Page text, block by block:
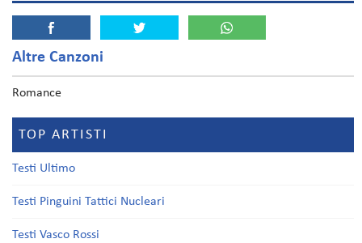
Altre Canzoni
Romance
TOP ARTISTI
Testi Ultimo
Testi Pinguini Tattici Nucleari
Testi Vasco Rossi